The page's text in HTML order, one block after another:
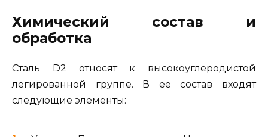
Химический состав и
обработка
Сталь D2 относят к высокоуглеродистой
легированной группе. В ее состав входят
следующие элементы: